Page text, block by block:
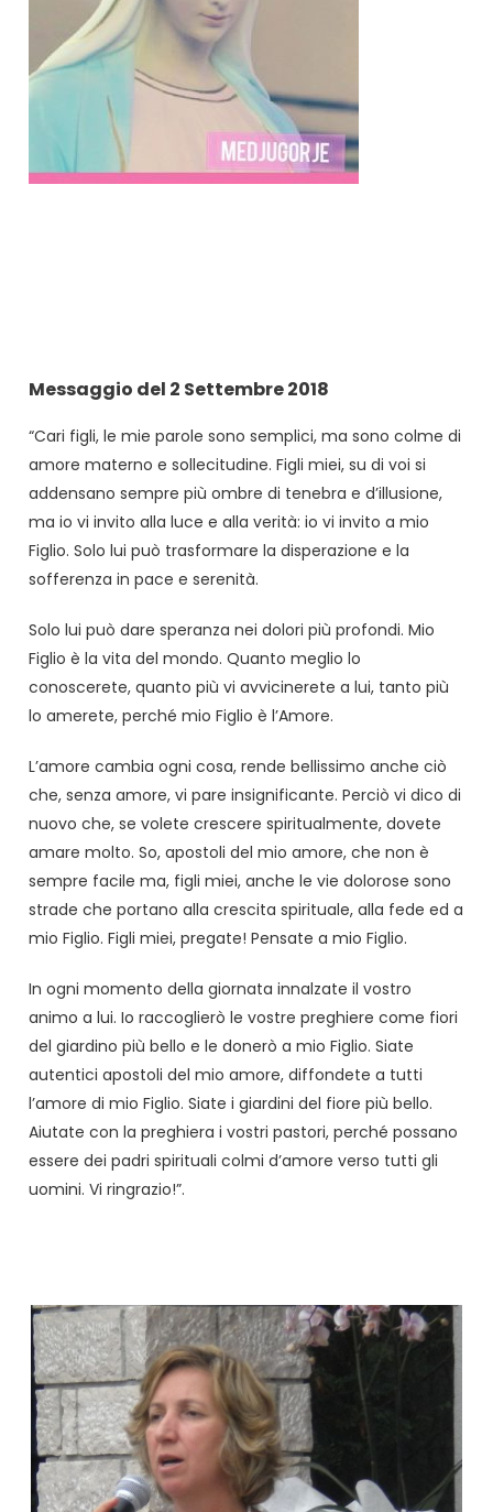
Messaggio del 2 Settembre 2018
“Cari figli, le mie parole sono semplici, ma sono colme di
amore materno e sollecitudine. Figli miei, su di voi si
addensano sempre più ombre di tenebra e d’illusione,
ma io vi invito alla luce e alla verità: io vi invito a mio
Figlio. Solo lui può trasformare la disperazione e la
sofferenza in pace e serenità.
Solo lui può dare speranza nei dolori più profondi. Mio
Figlio è la vita del mondo. Quanto meglio lo
conoscerete, quanto più vi avvicinerete a lui, tanto più
lo amerete, perché mio Figlio è l’Amore.
L’amore cambia ogni cosa, rende bellissimo anche ciò
che, senza amore, vi pare insignificante. Perciò vi dico di
nuovo che, se volete crescere spiritualmente, dovete
amare molto. So, apostoli del mio amore, che non è
sempre facile ma, figli miei, anche le vie dolorose sono
strade che portano alla crescita spirituale, alla fede ed a
mio Figlio. Figli miei, pregate! Pensate a mio Figlio.
In ogni momento della giornata innalzate il vostro
animo a lui. Io raccoglierò le vostre preghiere come fiori
del giardino più bello e le donerò a mio Figlio. Siate
autentici apostoli del mio amore, diffondete a tutti
l’amore di mio Figlio. Siate i giardini del fiore più bello.
Aiutate con la preghiera i vostri pastori, perché possano
essere dei padri spirituali colmi d’amore verso tutti gli
uomini. Vi ringrazio!”.